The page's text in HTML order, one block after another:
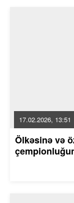
17.02.2026, 13:51
Ölkəsinə və